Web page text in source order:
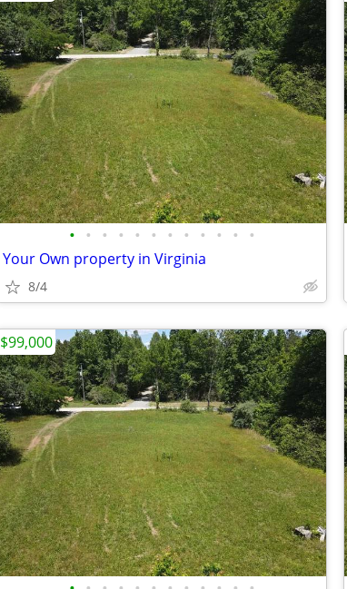
• • • • • • • • • • • •
Your Own property in Virginia
8/4
$99,000